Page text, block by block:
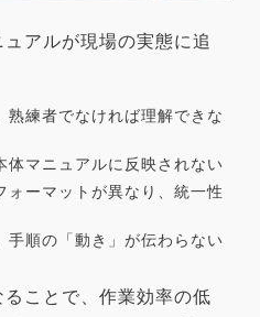
アルが現場の実態に追
熟練者でなければ理解できな
体マニュアルに反映されない
ォーマットが異なり、統一性
手順の「動き」が伝わらない
ことで、作業効率の低